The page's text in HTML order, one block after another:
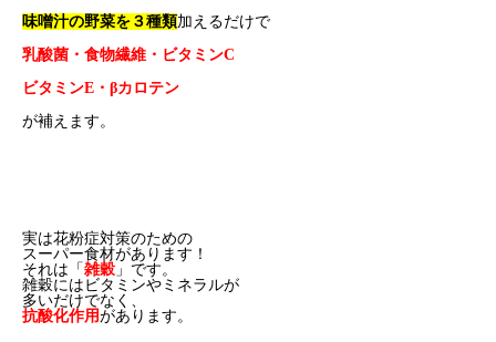
味噌汁の野菜を３種類加えるだけで
乳酸菌・食物繊維・ビタミンC
ビタミンE・βカロテン
が補えます。
実は花粉症対策のための
スーパー食材があります！
それは「 雑穀 」です。
雑穀にはビタミンやミネラルが
多いだけでなく、
抗酸化作用があります。